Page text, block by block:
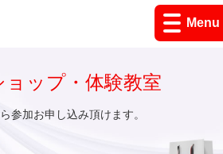
Menu
ョップ・体験教室
参加お申し込み頂けます。